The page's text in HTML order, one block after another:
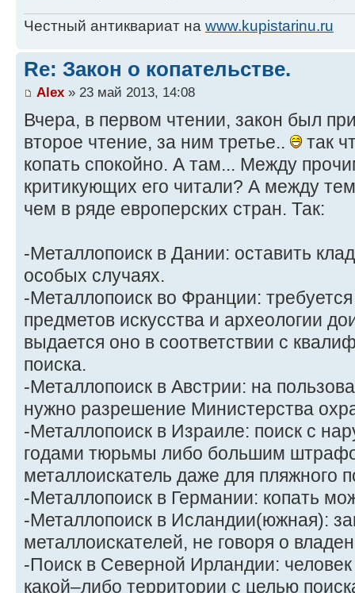
Честный антиквариат на www.kupistarinu.ru
Re: Закон о копательстве.
Alex » 23 май 2013, 14:08
Вчера, в первом чтении, закон был
второе чтение, за ним третье..
так
копать спокойно. А там... Между
критикующих его читали? А между
чем в ряде европерских стран. Так:
-Металлопоиск в Дании: оставить
особых случаях.
-Металлопоиск во Франции:
предметов искусства и археологии
выдается оно в соответствии с
поиска.
-Металлопоиск в Австрии: на
нужно разрешение Министерства
-Металлопоиск в Израиле: поиск с
годами тюрьмы либо большим
металлоискатель даже для пляжного
-Металлопоиск в Германии: копать
-Металлопоиск в Исландии(южная):
металлоискателей, не говоря о
-Поиск в Северной Ирландии:
какой–либо территории с целью